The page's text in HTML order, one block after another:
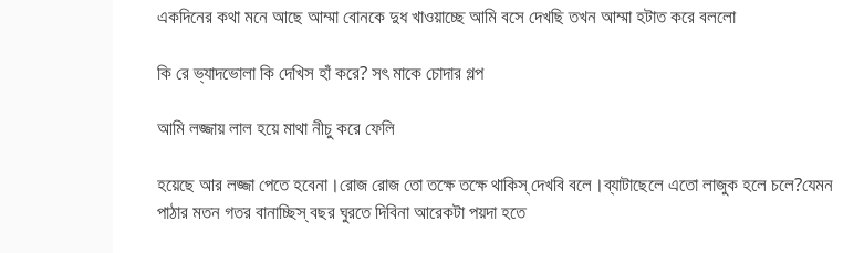
একদিনের কথা মনে আছে আম্মা বোনকে দুধ খাওয়াচ্ছে আমি বসে দেখছি তখন আম্মা হটাত করে বললো
কি রে ভ্যাদভোলা কি দেখিস হাঁ করে? সৎ মাকে চোদার গল্প
আমি লজ্জায় লাল হয়ে মাথা নীচু করে ফেলি
হয়েছে আর লজ্জা পেতে হবেনা।রোজ রোজ তো তক্ষে তক্ষে থাকিস্ দেখবি বলে।ব্যাটাছেলে এতো লাজুক হলে চলে?যেমন
পাঠার মতন গতর বানাচ্ছিস্ বছর ঘুরতে দিবিনা আরেকটা পয়দা হতে